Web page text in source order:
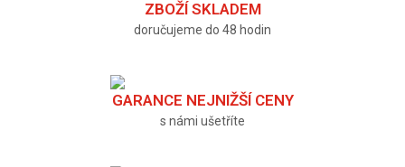
ZBOŽÍ SKLADEM
doručujeme do 48 hodin
GARANCE NEJNIŽŠÍ CENY
s námi ušetříte